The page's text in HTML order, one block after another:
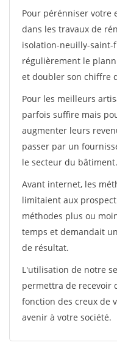
Pour pérénniser votre
dans les travaux de
isolation-neuilly-
régulièrement le
et doubler son chiffre
Pour les meilleurs
parfois suffire mais
augmenter leurs
passer par un
le secteur du bâtiment.
Avant internet, les
limitaient aux
méthodes plus ou
temps et demandait
de résultat.
L'utilisation de notre
permettra de recevoir
fonction des creux de
avenir à votre société.